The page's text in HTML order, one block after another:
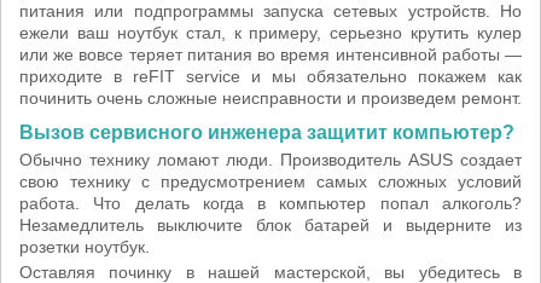
питания или подпрограммы запуска сетевых устройств. Но
ежели ваш ноутбук стал, к примеру, серьезно крутить кулер
или же вовсе теряет питания во время интенсивной работы —
приходите в reFIT service и мы обязательно покажем как
починить очень сложные неисправности и произведем ремонт.
Вызов сервисного инженера защитит компьютер?
Обычно технику ломают люди. Производитель ASUS создает
свою технику с предусмотрением самых сложных условий
работа. Что делать когда в компьютер попал алкоголь?
Незамедлитель выключите блок батарей и выдерните из
розетки ноутбук.
Оставляя починку в нашей мастерской, вы убедитесь в